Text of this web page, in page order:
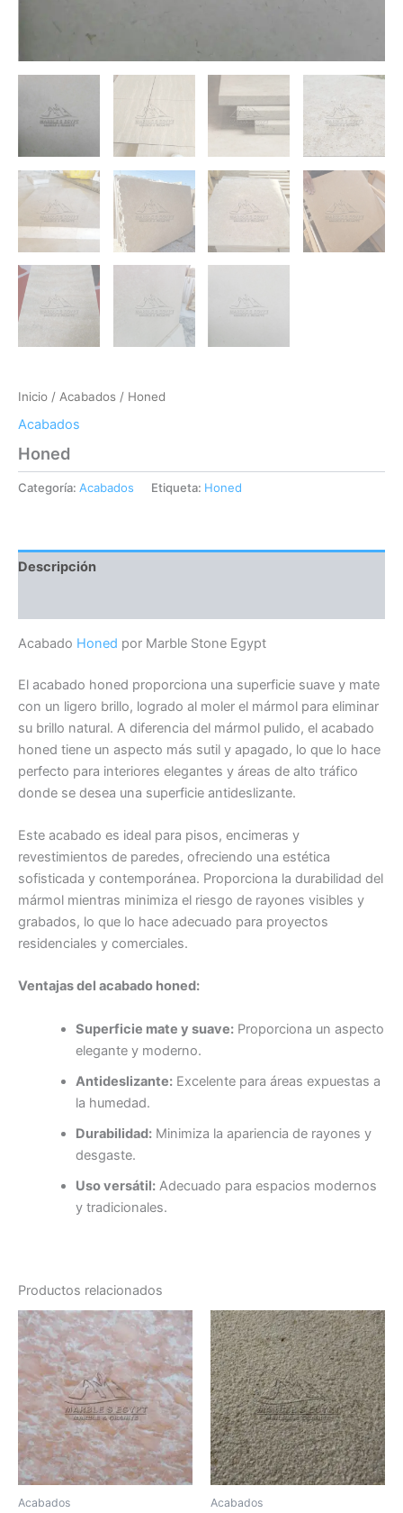
Inicio / Acabados / Honed
Acabados
Honed
Categoría: Acabados Etiqueta: Honed
Descripción
Acabado Honed por Marble Stone Egypt
El acabado honed proporciona una superficie suave y mate
con un ligero brillo, logrado al moler el mármol para eliminar
su brillo natural. A diferencia del mármol pulido, el acabado
honed tiene un aspecto más sutil y apagado, lo que lo hace
perfecto para interiores elegantes y áreas de alto tráfico
donde se desea una superficie antideslizante.
Este acabado es ideal para pisos, encimeras y
revestimientos de paredes, ofreciendo una estética
sofisticada y contemporánea. Proporciona la durabilidad del
mármol mientras minimiza el riesgo de rayones visibles y
grabados, lo que lo hace adecuado para proyectos
residenciales y comerciales.
Ventajas del acabado honed:
Superficie mate y suave:Proporciona un aspecto
elegante y moderno.
Antideslizante:Excelente para áreas expuestas a
la humedad.
Durabilidad:Minimiza la apariencia de rayones y
desgaste.
Uso versátil:Adecuado para espacios modernos
y tradicionales.
Productos relacionados
Acabados Acabados